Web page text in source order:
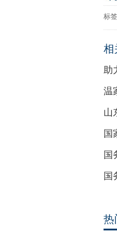
标签
相
助
温
山
国
国
国
热